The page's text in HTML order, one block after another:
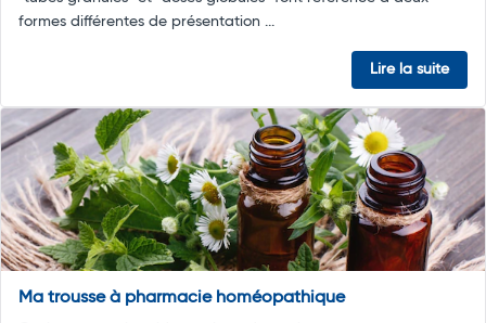
formes différentes de présentation ...
Lire la suite
Ma trousse à pharmacie homéopathique